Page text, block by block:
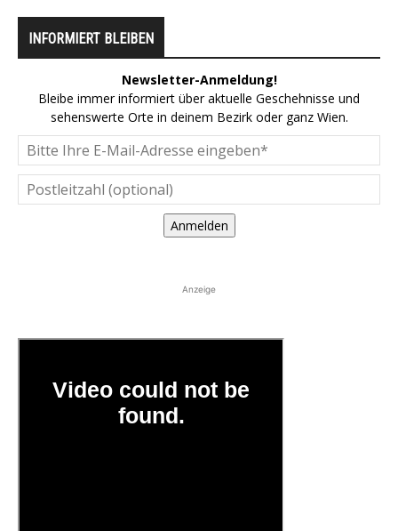
INFORMIERT BLEIBEN
Newsletter-Anmeldung!
Bleibe immer informiert über aktuelle Geschehnisse und
sehenswerte Orte in deinem Bezirk oder ganz Wien.
Anmelden
Anzeige